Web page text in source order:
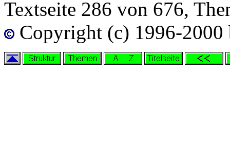
Textseite 286 von 676,
Copyright (c) 1996-